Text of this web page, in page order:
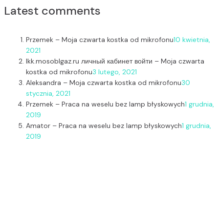
Latest comments
Przemek – Moja czwarta kostka od mikrofonu10 kwietnia,
2021
lkk.mosoblgaz.ru личный кабинет войти – Moja czwarta
kostka od mikrofonu3 lutego, 2021
Aleksandra – Moja czwarta kostka od mikrofonu30
stycznia, 2021
Przemek – Praca na weselu bez lamp błyskowych1 grudnia,
2019
Amator – Praca na weselu bez lamp błyskowych1 grudnia,
2019